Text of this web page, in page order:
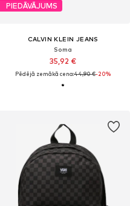
PIEDĀVĀJUMS
CALVIN KLEIN JEANS
Soma
35,92 €
Pēdējā zemākā cena:44,90 €-20%